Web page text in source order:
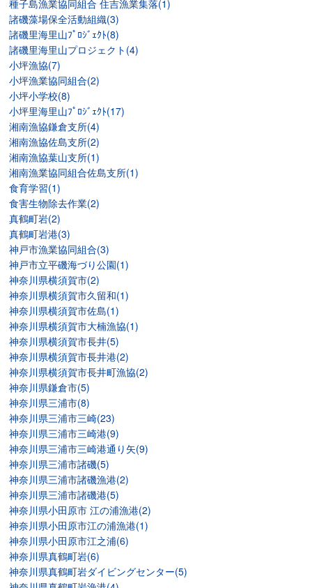
種子島漁業協同組合 住吉漁業集落(1)
諸磯藻場保全活動組織(3)
諸磯里海里山ﾌﾟﾛｼﾞｪｸﾄ(8)
諸磯里海里山プロジェクト(4)
小坪漁協(7)
小坪漁業協同組合(2)
小坪小学校(8)
小坪里海里山ﾌﾟﾛｼﾞｪｸﾄ(17)
湘南漁協鎌倉支所(4)
湘南漁協佐島支所(2)
湘南漁協葉山支所(1)
湘南漁業協同組合佐島支所(1)
食育学習(1)
食害生物除去作業(2)
真鶴町岩(2)
真鶴町岩港(3)
神戸市漁業協同組合(3)
神戸市立平磯海づり公園(1)
神奈川県横須賀市(2)
神奈川県横須賀市久留和(1)
神奈川県横須賀市佐島(1)
神奈川県横須賀市大楠漁協(1)
神奈川県横須賀市長井(5)
神奈川県横須賀市長井港(2)
神奈川県横須賀市長井町漁協(2)
神奈川県鎌倉市(5)
神奈川県三浦市(8)
神奈川県三浦市三崎(23)
神奈川県三浦市三崎港(9)
神奈川県三浦市三崎港通り矢(9)
神奈川県三浦市諸磯(5)
神奈川県三浦市諸磯漁港(2)
神奈川県三浦市諸磯港(5)
神奈川県小田原市 江の浦漁港(2)
神奈川県小田原市江の浦漁港(1)
神奈川県小田原市江之浦(6)
神奈川県真鶴町岩(6)
神奈川県真鶴町岩ダイビングセンター(5)